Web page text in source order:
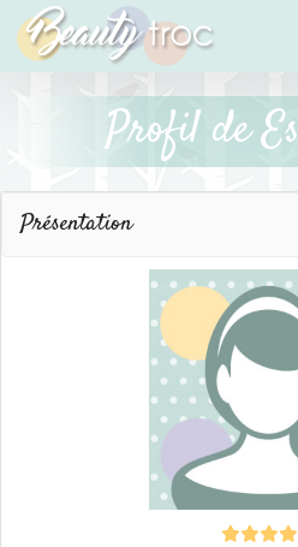
Profil de
Présentation